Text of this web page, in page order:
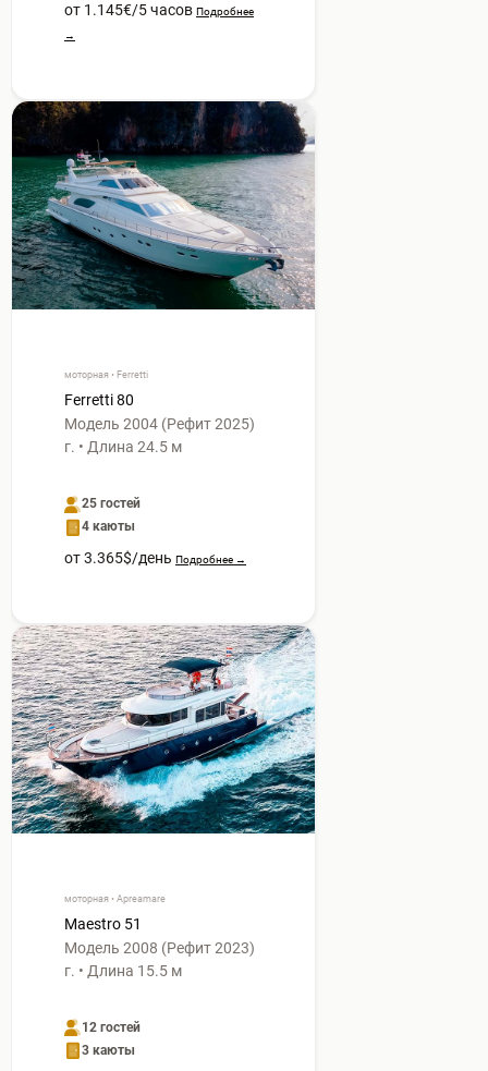
от 1.145€/5 часов Подробнее
→
моторная • Ferretti
Ferretti 80
Модель 2004 (Рефит 2025)
г. • Длина 24.5 м
25 гостей
4 каюты
от 3.365$/день Подробнее →
моторная • Apreamare
Maestro 51
Модель 2008 (Рефит 2023)
г. • Длина 15.5 м
12 гостей
3 каюты